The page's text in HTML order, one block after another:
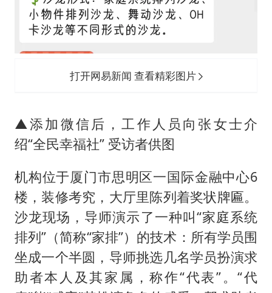
打开网易新闻 查看精彩图片
▲添加微信后，工作人员向张女士介
绍“全民幸福社” 受访者供图
机构位于厦门市思明区一国际金融中心6
楼，装修考究，大厅里陈列着奖状牌匾。
沙龙现场，导师演示了一种叫“家庭系统
排列”（简称“家排”）的技术：所有学员围
坐成一个半圆，导师挑选几名学员扮演求
助者本人及其家属，称作“代表”。“代